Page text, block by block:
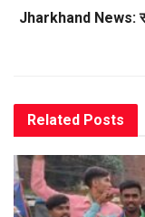
Jharkhand News:
Related Posts